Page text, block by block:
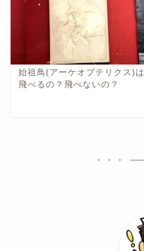
始祖鳥(アーケオプテリクス)は
飛べるの？飛べないの？